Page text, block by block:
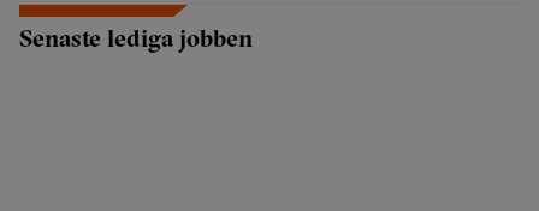
Senaste lediga jobben